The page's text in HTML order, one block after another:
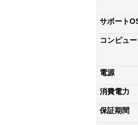
サポート
コンピュ
電源
消費電力
保証期間